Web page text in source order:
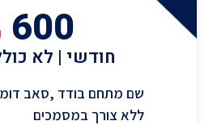
600
חודשי | לא
שם מתחם בודד ,סאב
ללא צורך במסמכים